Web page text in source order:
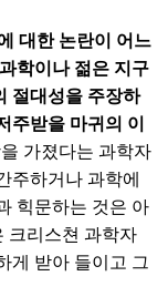
대한 논란이 어느
학이나 젊은 지구
절대성을 주장하
주받을 마귀의 이
가졌다는 과학자
주하거나 과학에
힉문하는 것은 아
크리스쳔 과학자
게 받아 들이고 그